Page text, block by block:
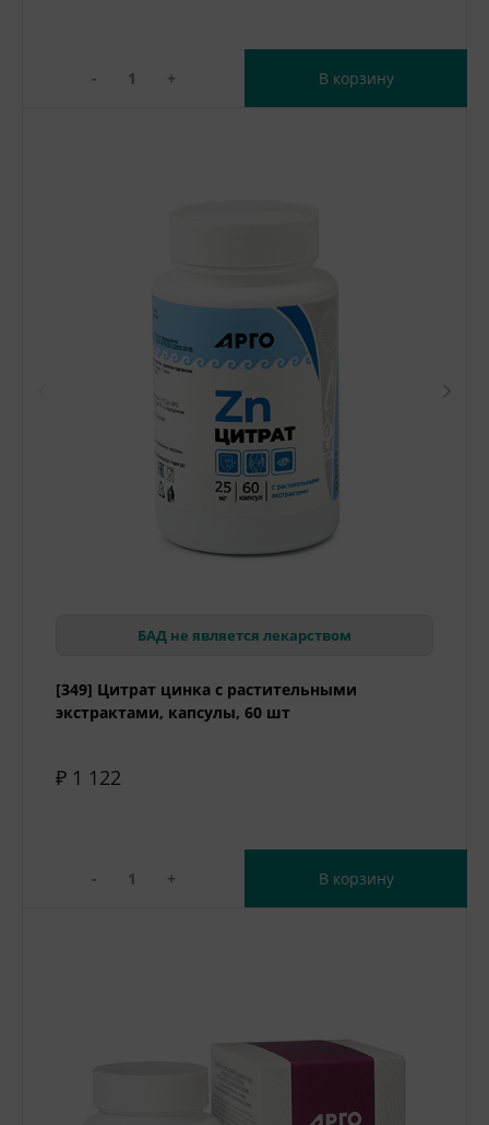
- + В корзину
БАД не является лекарством
[349] Цитрат цинка с растительными
экстрактами, капсулы, 60 шт
₽ 1 122
- + В корзину